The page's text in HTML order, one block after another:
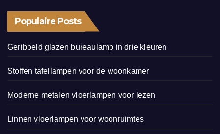
Populaire Posts
Geribbeld glazen bureaulamp in drie kleuren
Stoffen tafellampen voor de woonkamer
Moderne metalen vloerlampen voor lezen
Linnen vloerlampen voor woonruimtes